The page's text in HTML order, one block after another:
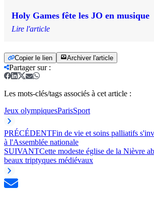
Holy Games fête les JO en musique
Lire l'article
Copier le lien Archiver l'article
Partager sur:
Les mots-clés/tags associés à cet article :
Jeux olympiquesParisSport
PRÉCÉDENTFin de vie et soins palliatifs
à l'Assemblée nationale
SUIVANTCette modeste église de la Nièvre
beaux triptyques médiévaux